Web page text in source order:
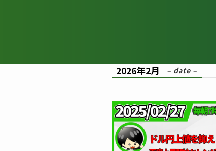
2026年2月 – date –